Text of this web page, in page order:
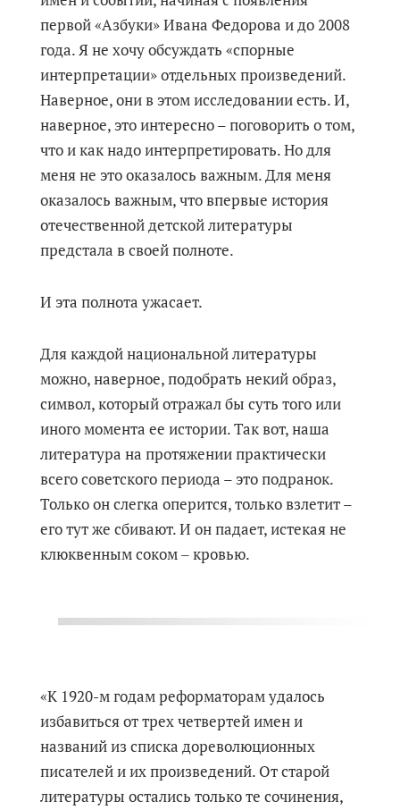
первой «Азбуки» Ивана Федорова и до 2008
года. Я не хочу обсуждать «спорные
интерпретации» отдельных произведений.
Наверное, они в этом исследовании есть. И,
наверное, это интересно – поговорить о том,
что и как надо интерпретировать. Но для
меня не это оказалось важным. Для меня
оказалось важным, что впервые история
отечественной детской литературы
предстала в своей полноте.
И эта полнота ужасает.
Для каждой национальной литературы
можно, наверное, подобрать некий образ,
символ, который отражал бы суть того или
иного момента ее истории. Так вот, наша
литература на протяжении практически
всего советского периода – это подранок.
Только он слегка оперится, только взлетит –
его тут же сбивают. И он падает, истекая не
клюквенным соком ‒ кровью.
«К 1920-м годам реформаторам удалось
избавиться от трех четвертей имен и
названий из списка дореволюционных
писателей и их произведений. От старой
литературы остались только те сочинения,